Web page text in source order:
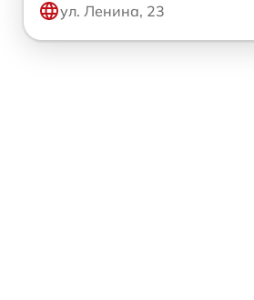
ул. Ленина, 23